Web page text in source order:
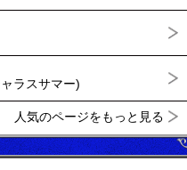
ラスサマー)
人気のページをもっと見る